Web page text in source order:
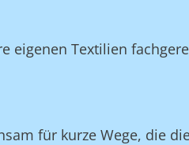
eigenen Textilien
für kurze Wege, die